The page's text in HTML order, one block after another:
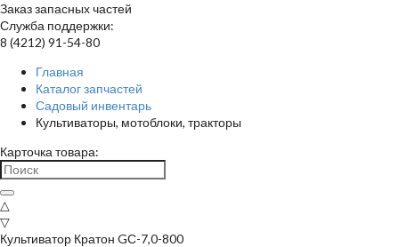
Заказ запасных частей
Служба поддержки:
8 (4212) 91-54-80
Главная
Каталог запчастей
Садовый инвентарь
Культиваторы, мотоблоки, тракторы
Карточка товара:
△
▽
Культиватор Кратон GС-7,0-800